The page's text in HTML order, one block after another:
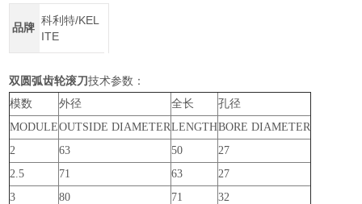
品牌
科利特/KEL
ITE
双圆弧齿轮滚刀技术参数：
模数 外径 全长
孔径
MODULEOUTSIDE DIAMETERLENGTHBORE DIAMETER
2
63 50
27
2.5
71 63
27
3
80 71
32